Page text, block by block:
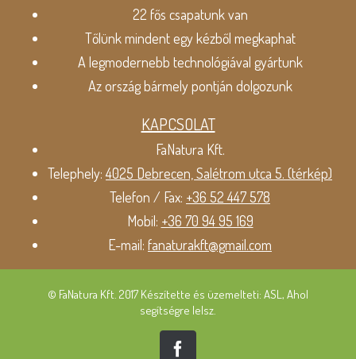
22 fős csapatunk van
Tőlünk mindent egy kézből megkaphat
A legmodernebb technológiával gyártunk
Az ország bármely pontján dolgozunk
KAPCSOLAT
FaNatura Kft.
Telephely:4025 Debrecen, Salétrom utca 5. (térkép)
Telefon / Fax: +36 52 447 578
Mobil: +36 70 94 95 169
E-mail: fanaturakft@gmail.com
© FaNatura Kft. 2017 Készítette és üzemelteti: ASL, Ahol
segítségre lelsz.